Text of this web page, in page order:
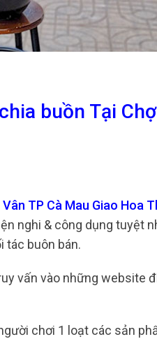
buồn Tại
TP Cà Mau Giao Hoa
nghi & công dụng tuyệt
tác buôn bán.
vấn vào những website
chơi 1 loạt các sản